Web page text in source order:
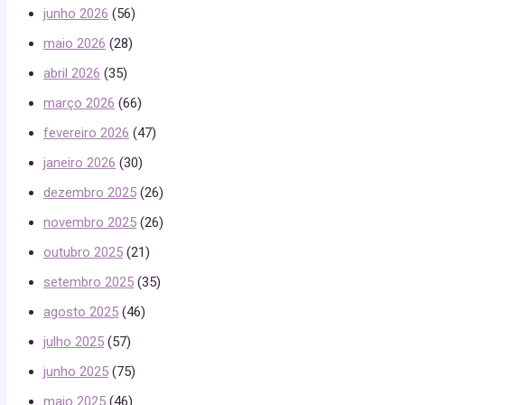
junho 2026 (56)
maio 2026 (28)
abril 2026 (35)
março 2026 (66)
fevereiro 2026 (47)
janeiro 2026 (30)
dezembro 2025 (26)
novembro 2025 (26)
outubro 2025 (21)
setembro 2025 (35)
agosto 2025 (46)
julho 2025 (57)
junho 2025 (75)
maio 2025 (46)